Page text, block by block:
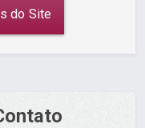
do Site